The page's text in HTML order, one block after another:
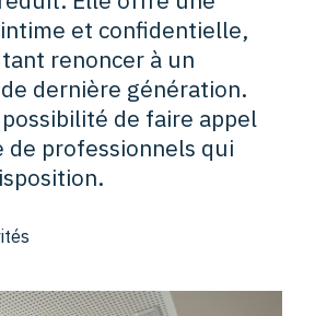
et confidentielle,
renoncer à un
dernière génération.
de faire appel
de professionnels qui